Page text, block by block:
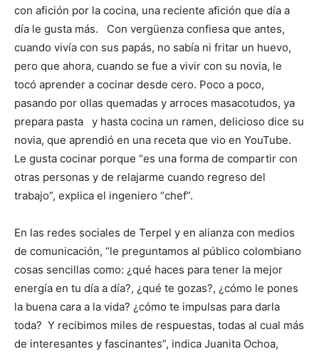
con afición por la cocina, una reciente afición que día a
día le gusta más. Con vergüenza confiesa que antes,
cuando vivía con sus papás, no sabía ni fritar un huevo,
pero que ahora, cuando se fue a vivir con su novia, le
tocó aprender a cocinar desde cero. Poco a poco,
pasando por ollas quemadas y arroces masacotudos, ya
prepara pasta y hasta cocina un ramen, delicioso dice su
novia, que aprendió en una receta que vio en YouTube.
Le gusta cocinar porque “es una forma de compartir con
otras personas y de relajarme cuando regreso del
trabajo”, explica el ingeniero “chef”.
En las redes sociales de Terpel y en alianza con medios
de comunicación, “le preguntamos al público colombiano
cosas sencillas como: ¿qué haces para tener la mejor
energía en tu día a día?, ¿qué te gozas?, ¿cómo le pones
la buena cara a la vida? ¿cómo te impulsas para darla
toda? Y recibimos miles de respuestas, todas al cual más
de interesantes y fascinantes”, indica Juanita Ochoa,